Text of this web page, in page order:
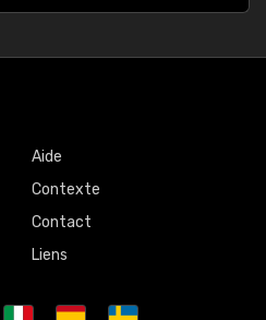
Aide
Contexte
Contact
Liens